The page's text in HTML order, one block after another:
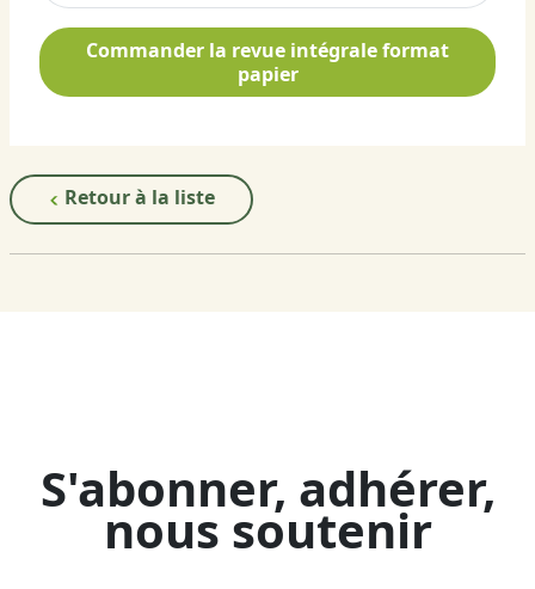
Commander la revue intégrale format
papier
Retour à la liste
S'abonner, adhérer,
nous soutenir